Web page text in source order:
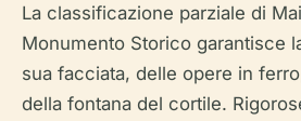
La classificazione parziale di
Monumento Storico garantisce
sua facciata, delle opere in
della fontana del cortile.